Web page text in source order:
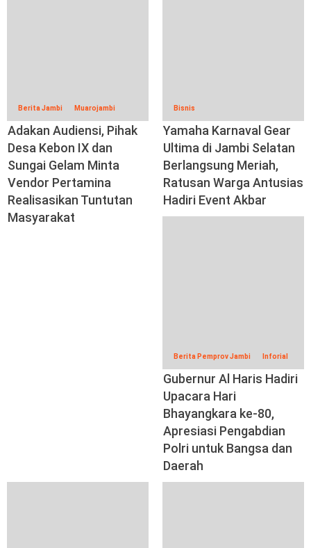
Berita Jambi Muarojambi
Adakan Audiensi, Pihak
Desa Kebon IX dan
Sungai Gelam Minta
Vendor Pertamina
Realisasikan Tuntutan
Masyarakat
Bisnis
Yamaha Karnaval Gear
Ultima di Jambi Selatan
Berlangsung Meriah,
Ratusan Warga Antusias
Hadiri Event Akbar
Berita Pemprov Jambi Inforial
Gubernur Al Haris Hadiri
Upacara Hari
Bhayangkara ke-80,
Apresiasi Pengabdian
Polri untuk Bangsa dan
Daerah